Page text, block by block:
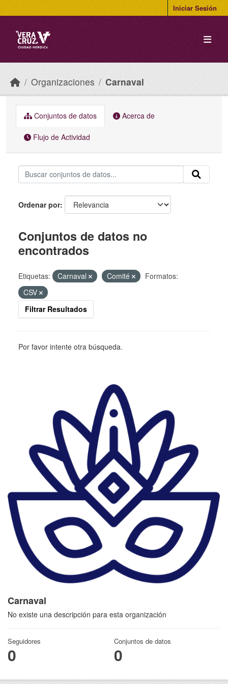
Iniciar Sesión
Organizaciones Carnaval
Carnaval
No existe una descripción para esta organización
Seguidores
0
Conjuntos de datos
0
Conjuntos de datos Acerca de
Flujo de Actividad
Ordenar por
Conjuntos de datos no
encontrados
Etiquetas: Carnaval Comité
Formatos:
CSV
Filtrar Resultados
Por favor intente otra búsqueda.